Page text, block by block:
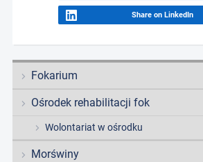
Fokarium
Ośrodek rehabilitacji fok
Wolontariat w ośrodku
Morświny
Share on LinkedIn